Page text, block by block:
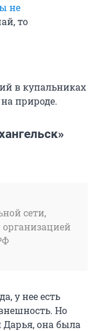
не
то
в купальниках
природе.
сети,
у нее есть
Но
Дарья, она была